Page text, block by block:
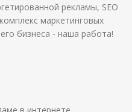
рекламы, SEO
маркетинговых
бизнеса - наша работа!
в интернете